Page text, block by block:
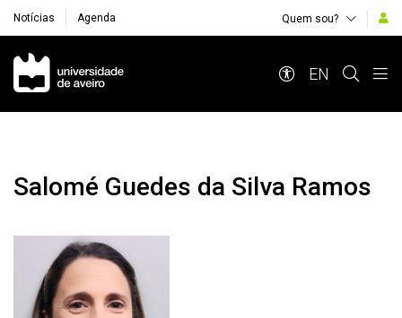
Notícias Agenda Quem sou?
Navegação Principal
EN
Salomé Guedes da Silva Ramos